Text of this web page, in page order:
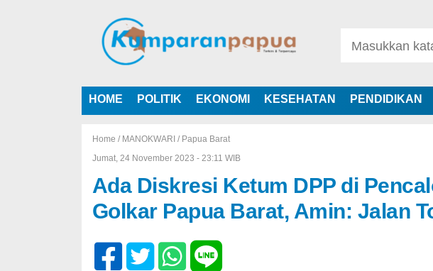
HOME POLITIK EKONOMI KESEHATAN PENDIDIKAN
Home / MANOKWARI / Papua Barat
Jumat, 24 November 2023 - 23:11 WIB
Ada Diskresi Ketum DPP di
Golkar Papua Barat, Amin: Jalan